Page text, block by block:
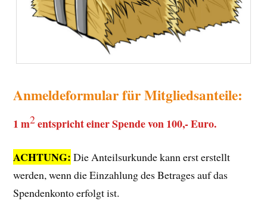
Anmeldeformular für Mitgliedsanteile:
1 m2entspricht einer Spende von 100,- Euro.
ACHTUNG: Die Anteilsurkunde kann erst erstellt
werden, wenn die Einzahlung des Betrages auf das
Spendenkonto erfolgt ist.